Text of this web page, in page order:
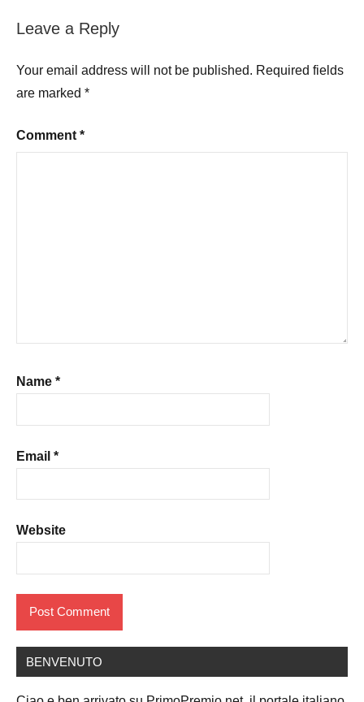
Leave a Reply
Your email address will not be published. Required fields
are marked *
Comment *
Name *
Email *
Website
BENVENUTO